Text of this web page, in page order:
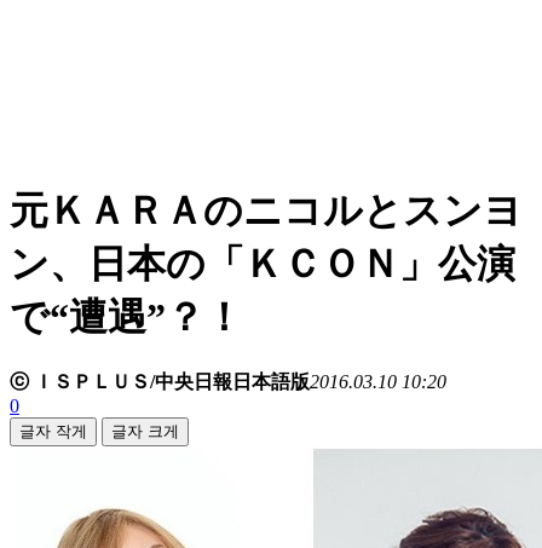
元ＫＡＲＡのニコルとスンヨ
ン、日本の「ＫＣＯＮ」公演
で“遭遇”？！
ⓒ ＩＳＰＬＵＳ/中央日報日本語版2016.03.10 10:20
0
글자 작게 글자 크게